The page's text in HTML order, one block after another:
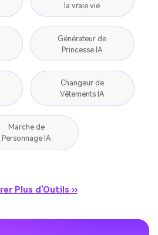
la vraie vie
Générateur de
Princesse IA
Changeur de
Vêtements IA
Marche de
Personnage IA
Plus d’Outils ››